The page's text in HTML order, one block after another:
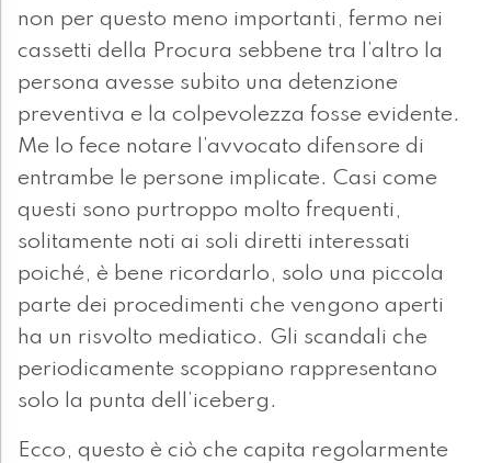
non per questo meno importanti, fermo nei
cassetti della Procura sebbene tra l’altro la
persona avesse subito una detenzione
preventiva e la colpevolezza fosse evidente.
Me lo fece notare l’avvocato difensore di
entrambe le persone implicate. Casi come
questi sono purtroppo molto frequenti,
solitamente noti ai soli diretti interessati
poiché, è bene ricordarlo, solo una piccola
parte dei procedimenti che vengono aperti
ha un risvolto mediatico. Gli scandali che
periodicamente scoppiano rappresentano
solo la punta dell’iceberg.
Ecco, questo è ciò che capita regolarmente